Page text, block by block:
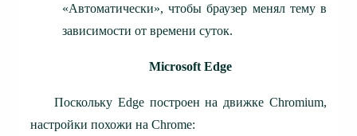
«Автоматически», чтобы браузер менял тему в
зависимости от времени суток.
Microsoft Edge
Поскольку Edge построен на движке Chromium,
настройки похожи на Chrome: